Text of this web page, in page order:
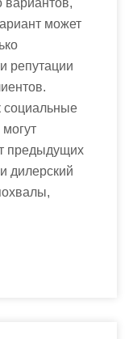
вариантов,
может
репутации
социальные
предыдущих
дилерский